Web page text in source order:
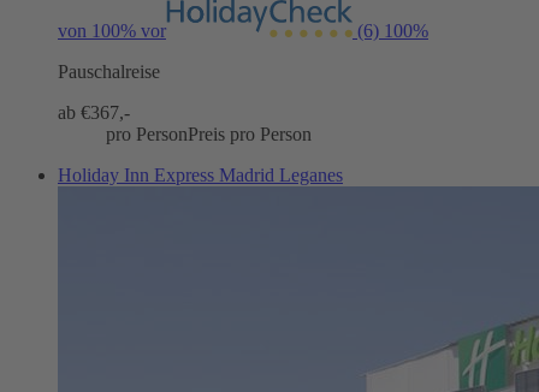
von 100% vor (6) 100%
Pauschalreise
ab €367,-
pro PersonPreis pro Person
Holiday Inn Express Madrid Leganes